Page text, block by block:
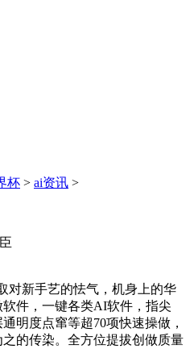
杯 > ai资讯 >
新手艺的怯气，机身上的华
件，一键各类AI软件，指尖
明度点窜等超70项快速操做，
的传染。全方位提拔创做质量